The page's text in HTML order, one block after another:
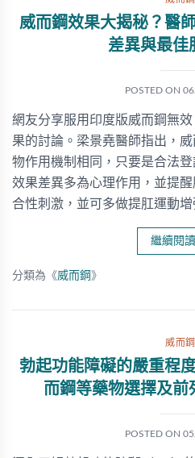
威而鋼效果大揭秘？醫
差異與最佳
POSTED ON
網友分享服用印度版威而鋼無
果的討論。梁景堯醫師指出，
物作用機制相同，只要是合法
效果差異多為心理作用，並提
合性刺激，並可多做提肛運動增
繼續閱讀
分類為《威而鋼 》
威而鋼
勃起功能障礙的嚴重程
而鋼等藥物選擇及前
POSTED ON